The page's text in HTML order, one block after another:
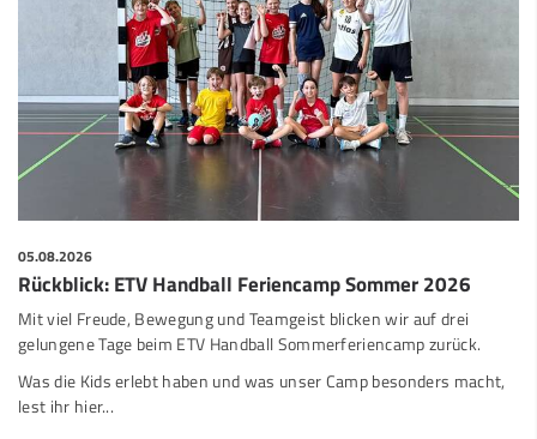
05.08.2026
Rückblick: ETV Handball Feriencamp Sommer 2026
Mit viel Freude, Bewegung und Teamgeist blicken wir auf drei
gelungene Tage beim ETV Handball Sommerferiencamp zurück.
Was die Kids erlebt haben und was unser Camp besonders macht,
lest ihr hier...